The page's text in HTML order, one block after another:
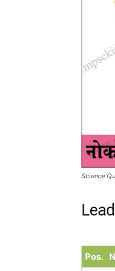
Science
Pos.